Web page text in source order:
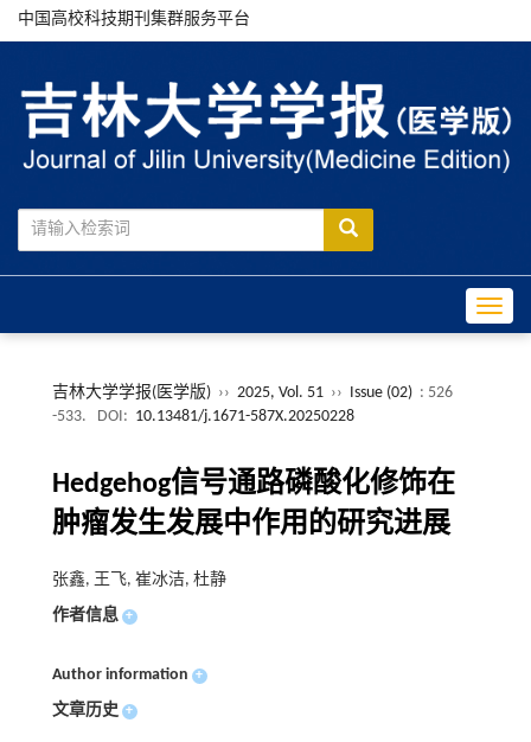
中国高校科技期刊集群服务平台
吉林大学学报(医学版) ›› 2025, Vol. 51 ›› Issue (02) : 526
-533.
DOI: 10.13481/j.1671-587X.20250228
Hedgehog信号通路磷酸化修饰在
肿瘤发生发展中作用的研究进展
张鑫, 王飞, 崔冰洁, 杜静
作者信息 +
Author information +
文章历史 +